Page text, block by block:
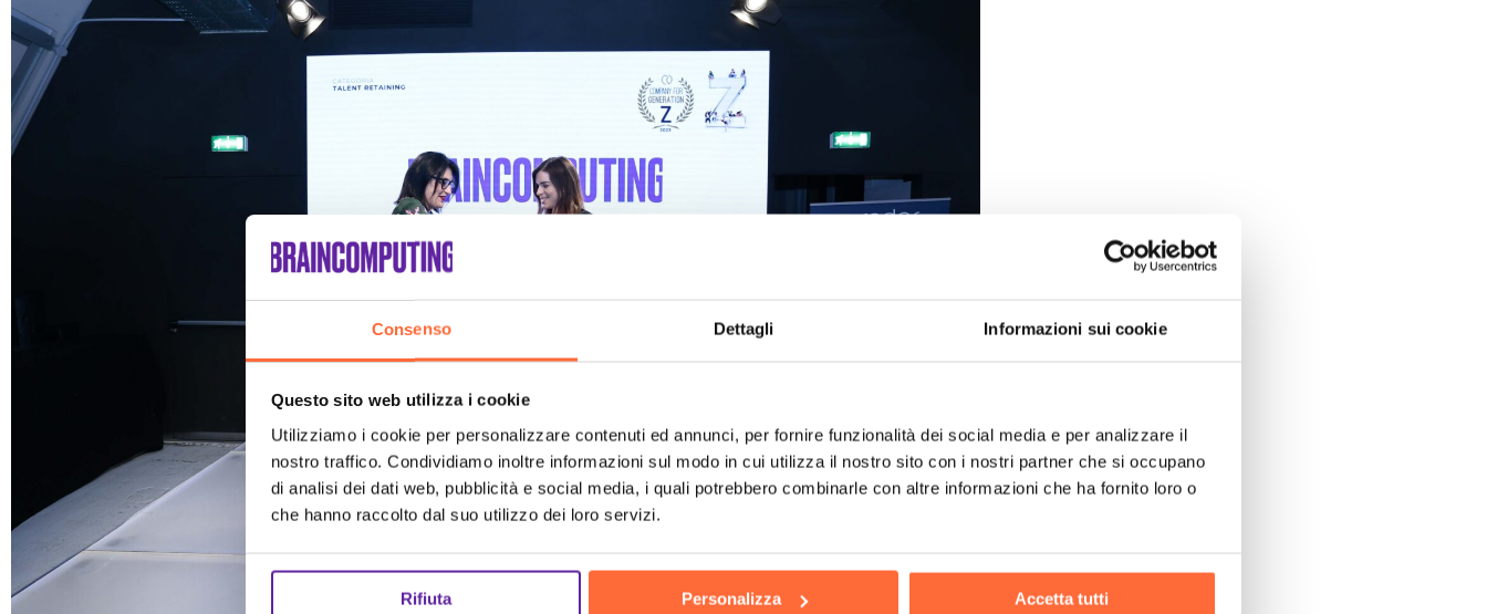
Consenso Dettagli Informazioni sui cookie
Questo sito web utilizza i cookie
Utilizziamo i cookie per personalizzare contenuti ed annunci, per fornire funzionalità dei social media e per analizzare il
nostro traffico. Condividiamo inoltre informazioni sul modo in cui utilizza il nostro sito con i nostri partner che si occupano
di analisi dei dati web, pubblicità e social media, i quali potrebbero combinarle con altre informazioni che ha fornito loro o
che hanno raccolto dal suo utilizzo dei loro servizi.
Rifiuta Personalizza Accetta tutti